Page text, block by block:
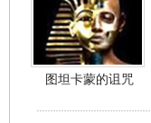
图坦卡蒙的诅咒